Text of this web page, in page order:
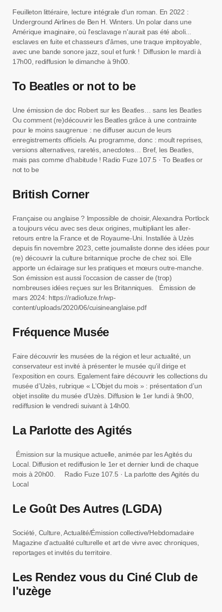
Feuilleton littéraire, lecture intégrale d'un roman. En 2022 :
Underground Airlines de Ben H. Winters. Un polar dans une
Amérique imaginaire, où l'esclavage n'aurait pas été aboli...
esclaves en fuite et chasseurs d'âmes, une traque impitoyable,
avec une bande sonore jazz, soul et funk ! Diffusion le mardi à
17h00, rediffusion le dimanche à 9h00.
To Beatles or not to be
Une émission de doc Robert sur les Beatles… sans les Beatles
Ou comment (re)découvrir les Beatles grâce à une contrainte
pour le moins saugrenue : ne diffuser aucun de leurs
enregistrements officiels. Au programme, donc : moult reprises,
versions alternatives, raretés, anecdotes… Bref, les Beatles,
mais pas comme d’habitude ! Radio Fuze 107.5 · To Beatles or
not to be
British Corner
Française ou anglaise ? Impossible de choisir, Alexandra Portlock
a toujours vécu avec ses deux origines, multipliant les aller-
retours entre la France et de Royaume-Uni. Installée à Uzès
depuis fin novembre 2023, cette journaliste donne des idées pour
(re) découvrir la culture britannique proche de chez soi. Elle
apporte un éclairage sur les pratiques et mœurs outre-manche.
Son émission est aussi l’occasion de casser de (trop)
nombreuses idées reçues sur les Britanniques. Émission de
mars 2024: https://radiofuze.fr/wp-
content/uploads/2020/06/cuisineanglaise.pdf
Fréquence Musée
Faire découvrir les musées de la région et leur actualité, un
conservateur est invité à présenter le musée qu’il dirige et
l’exposition en cours. Egalement faire découvrir les collections du
musée d’Uzès, rubrique « L’Objet du mois » : présentation d’un
objet insolite du musée d’Uzès. Diffusion le 1er lundi à 9h00,
rediffusion le vendredi suivant à 14h00.
La Parlotte des Agités
Émission sur la musique actuelle, animée par les Agités du
Local. Diffusion et rediffusion le 1er et dernier lundi de chaque
mois à 20h00. Radio Fuze 107.5 · La parlotte des Agités du
Local
Le Goût Des Autres (LGDA)
Société, Culture, Actualité/Émission collective/Hebdomadaire
Magazine d’actualité culturelle et art de vivre avec chroniques,
reportages et invités du territoire.
Les Rendez vous du Ciné Club de
l'uzège